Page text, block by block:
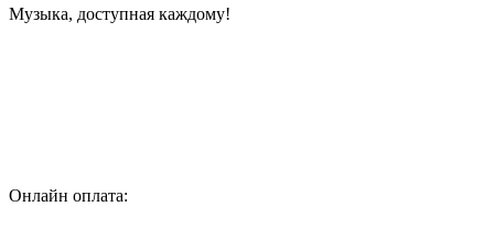
Музыка, доступная каждому!
Онлайн оплата: